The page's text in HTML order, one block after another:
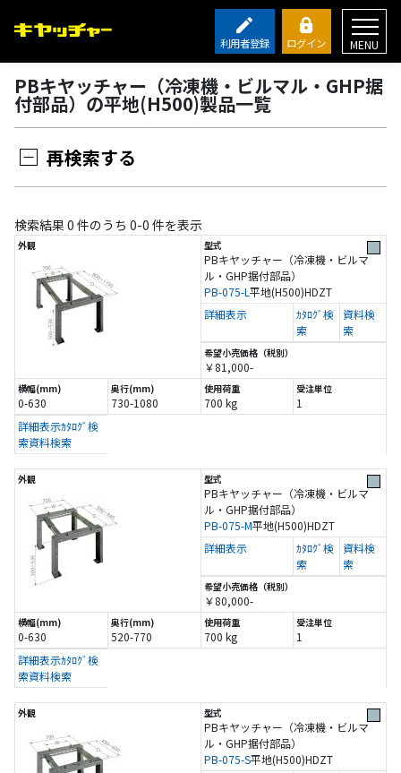
利用者登録 ログイン MENU
PBキヤッチャー（冷凍機・ビルマル・GHP据
付部品）の平地(H500)製品一覧
再検索する
検索結果 0 件のうち 0-0 件を表示
PBキヤッチャー（冷凍機・ビルマ
ル・GHP据付部品）
PB-075-L 平地(H500)HDZT
0-630 730-1080 700 kg 1
￥81,000-
詳細表示
ｶﾀﾛｸﾞ検
索
資料検
索
詳細表示ｶﾀﾛｸﾞ検
索資料検索
PBキヤッチャー（冷凍機・ビルマ
ル・GHP据付部品）
PB-075-M平地(H500)HDZT
0-630 520-770 700 kg 1
￥80,000-
詳細表示
ｶﾀﾛｸﾞ検
索
資料検
索
詳細表示ｶﾀﾛｸﾞ検
索資料検索
PBキヤッチャー（冷凍機・ビルマ
ル・GHP据付部品）
PB-075-S平地(H500)HDZT